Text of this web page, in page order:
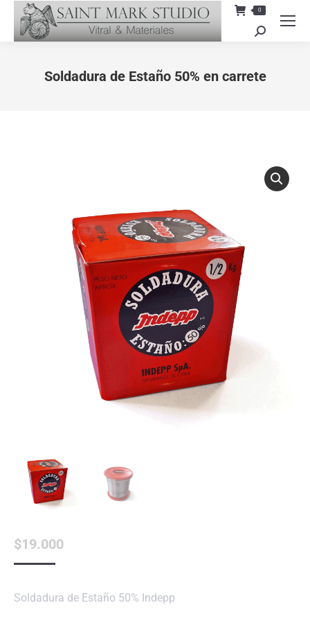
0
Search:
Soldadura de Estaño 50% en carrete
$19.000
Soldadura de Estaño 50% Indepp